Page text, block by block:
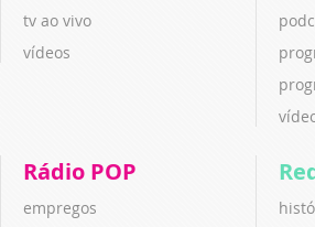
tv ao vivo
vídeos
Rádio POP
empregos